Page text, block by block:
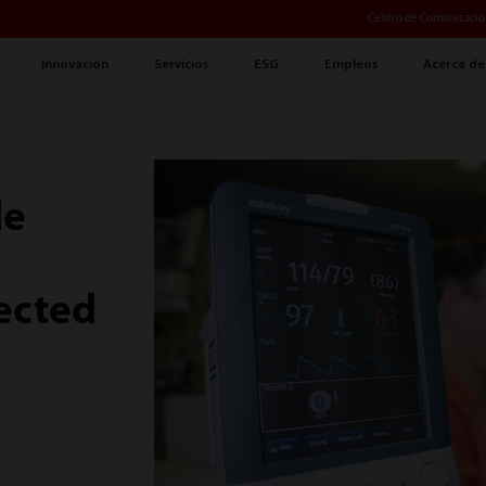
Innovación Servicios ESG Empleos Acerca
Centro de